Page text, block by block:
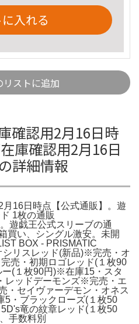
入れる
ストに追加
確認用2月16日時
庫確認用2月16日
詳細情報
16日時点【公式通販】。遊
1枚の通販
遊戯王公式スリーブの通
買い、シングル激安。未開
BOX - PRISMATIC
シリスレッド(新品)※完売・オ
売・初期ロゴレッド(１枚90
(１枚90円)※在庫15・スタ
レッドデーモンズ※完売・エ
・セイヴァーデモン・オネス
5・ブラックローズ(１枚50
竜の紋章レッド(１枚50
手数料別